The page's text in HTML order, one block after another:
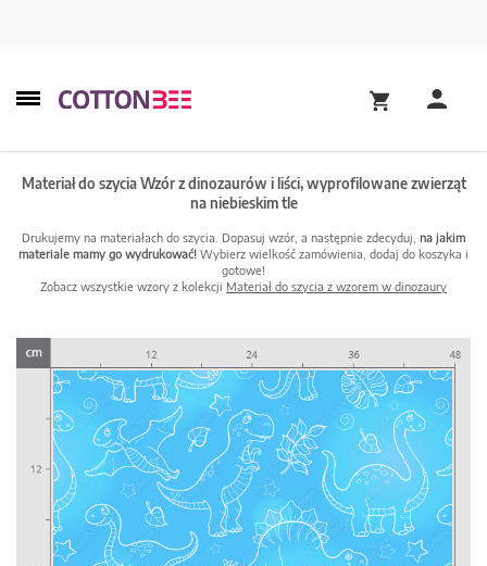
Materiał do szycia Wzór z dinozaurów i liści, wyprofilowane zwierząt
na niebieskim tle
Drukujemy na materiałach do szycia. Dopasuj wzór, a następnie zdecyduj, na jakim
materiale mamy go wydrukować! Wybierz wielkość zamówienia, dodaj do koszyka i
gotowe!
Zobacz wszystkie wzory z kolekcji Materiał do szycia z wzorem w dinozaury